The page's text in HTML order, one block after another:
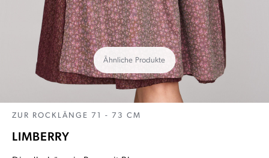
Ähnliche Produkte
ZUR ROCKLÄNGE 71 - 73 CM
LIMBERRY